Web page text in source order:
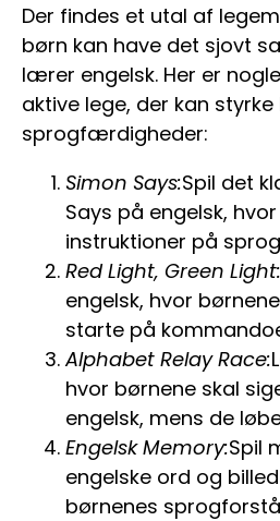
Der findes et utal af
børn kan have det sjovt
lærer engelsk. Her er
aktive lege, der kan
sprogfærdigheder:
Simon Says:Spil det
Says på engelsk,
instruktioner på
Red Light, Green Light:
engelsk, hvor
starte på
Alphabet Relay Race:
hvor børnene skal
engelsk, mens de
Engelsk Memory:Spil
engelske ord og
børnenes